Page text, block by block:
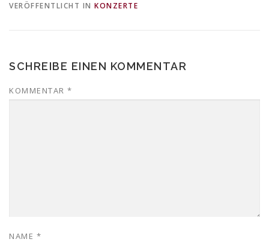
VERÖFFENTLICHT IN KONZERTE
SCHREIBE EINEN KOMMENTAR
KOMMENTAR *
NAME *